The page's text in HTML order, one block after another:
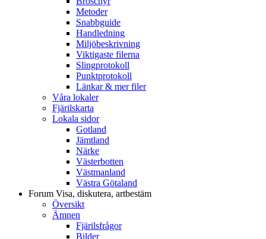
Metoder
Snabbguide
Handledning
Miljöbeskrivning
Viktigaste filerna
Slingprotokoll
Punktprotokoll
Länkar & mer filer
Våra lokaler
Fjärilskarta
Lokala sidor
Gotland
Jämtland
Närke
Västerbotten
Västmanland
Västra Götaland
Forum Visa, diskutera, artbestäm
Översikt
Ämnen
Fjärilsfrågor
Bilder